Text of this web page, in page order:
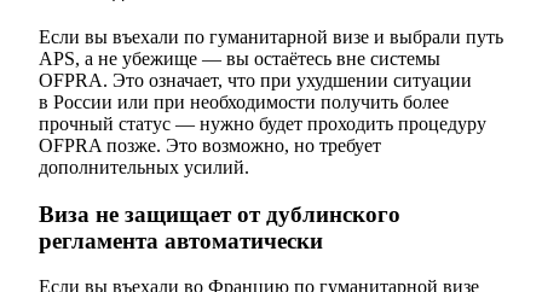
Если вы въехали по гуманитарной визе и выбрали путь
APS, а не убежище — вы остаётесь вне системы
OFPRA. Это означает, что при ухудшении ситуации
в России или при необходимости получить более
прочный статус — нужно будет проходить процедуру
OFPRA позже. Это возможно, но требует
дополнительных усилий.
Виза не защищает от дублинского
регламента автоматически
Если вы въехали во Францию по гуманитарной визе